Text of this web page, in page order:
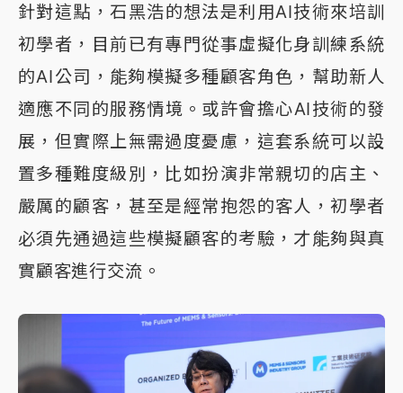
針對這點，石黑浩的想法是利用AI技術來培訓
初學者，目前已有專門從事虛擬化身訓練系統
的AI公司，能夠模擬多種顧客角色，幫助新人
適應不同的服務情境。或許會擔心AI技術的發
展，但實際上無需過度憂慮，這套系統可以設
置多種難度級別，比如扮演非常親切的店主、
嚴厲的顧客，甚至是經常抱怨的客人，初學者
必須先通過這些模擬顧客的考驗，才能夠與真
實顧客進行交流。